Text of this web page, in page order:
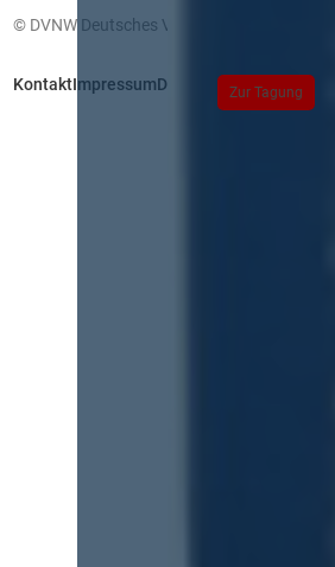
Zur Tagung
© DVNW Deutsches Vergabenetzwerk GmbH
KontaktImpressumDatenschutz